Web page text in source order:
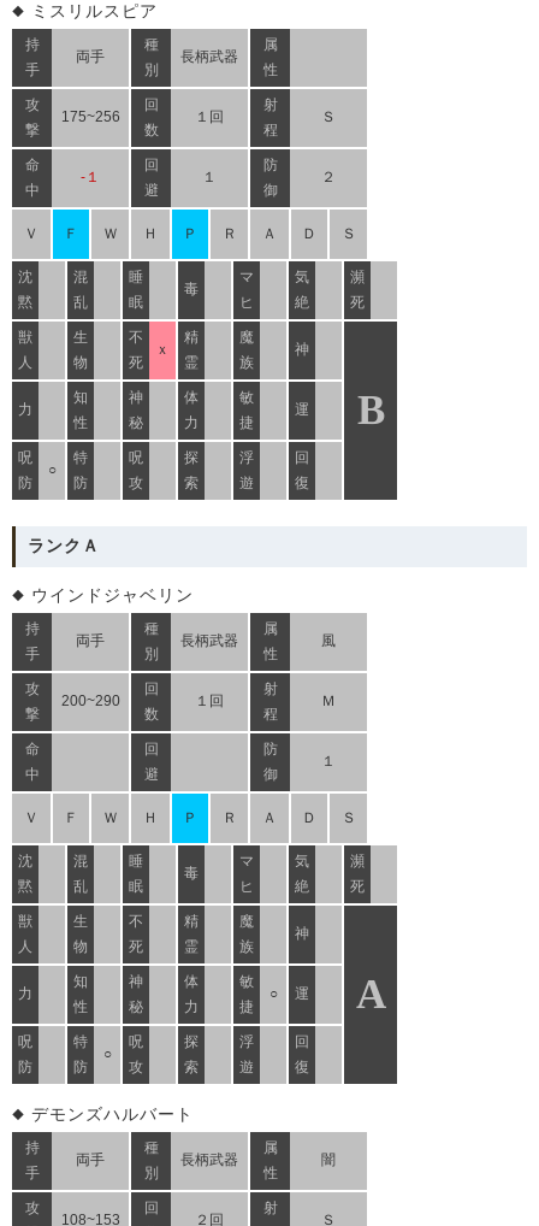
ミスリルスピア
持
手
両手
種
別
長柄武器
属
性
攻
撃
175~256
回
数
１回
射
程
Ｓ
命
中
-１
回
避
１
防
御
２
Ｖ Ｆ Ｗ Ｈ Ｐ Ｒ Ａ Ｄ Ｓ
沈
黙
混
乱
睡
眠
毒
マ
ヒ
気
絶
瀕
死
獣
人
生
物
不
死
ｘ
精
霊
魔
族
神
B
力
知
性
神
秘
体
力
敏
捷
運
呪
防
○
特
防
呪
攻
探
索
浮
遊
回
復
ランクＡ
ウインドジャベリン
持
手
両手
種
別
長柄武器
属
性
風
攻
撃
200~290
回
数
１回
射
程
Ｍ
命
中
回
避
防
御
１
Ｖ Ｆ Ｗ Ｈ Ｐ Ｒ Ａ Ｄ Ｓ
沈
黙
混
乱
睡
眠
毒
マ
ヒ
気
絶
瀕
死
獣
人
生
物
不
死
精
霊
魔
族
神
A
力
知
性
神
秘
体
力
敏
捷
○ 運
呪
防
特
防
○
呪
攻
探
索
浮
遊
回
復
デモンズハルバート
持
手
両手
種
別
長柄武器
属
性
闇
攻
108~153
回
２回
射
Ｓ